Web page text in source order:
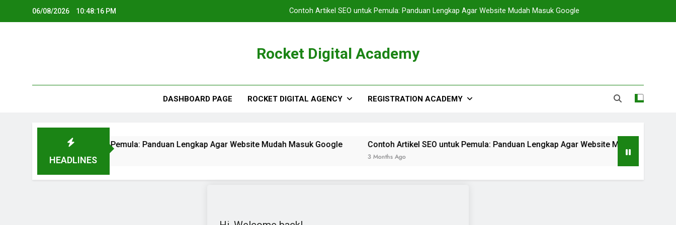
06/08/2026 10:48:16 PM Contoh Artikel SEO untuk Pemula: Panduan Lengkap Agar Website Mudah Masuk Google
Rocket Digital Academy
DASHBOARD PAGE ROCKET DIGITAL AGENCY REGISTRATION ACADEMY
HEADLINES
Contoh Artikel SEO untuk Pemula: Panduan Lengkap Agar Website Mudah Masuk Google
3 Months Ago
Contoh Artikel SEO untuk Pemula: Panduan Lengkap Agar Website Mudah Masuk
3 Months Ago